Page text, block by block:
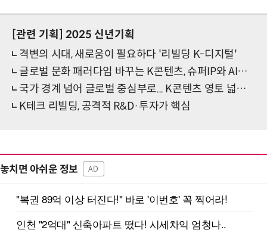
[관련 기획] 2025 신년기획
격변의 시대, 새로움이 필요하다 '리빌딩 K-디지털'
글로벌 문화 패러다임 바꾸는 K콘텐츠, 슈퍼IP와 AI로 재도약
국가 경계 넘어 글로벌 중심부로... K콘텐츠 영토 넓힌다
K테크 리빌딩, 공격적 R&D·투자가 핵심
놓치면 아쉬운 정보 AD